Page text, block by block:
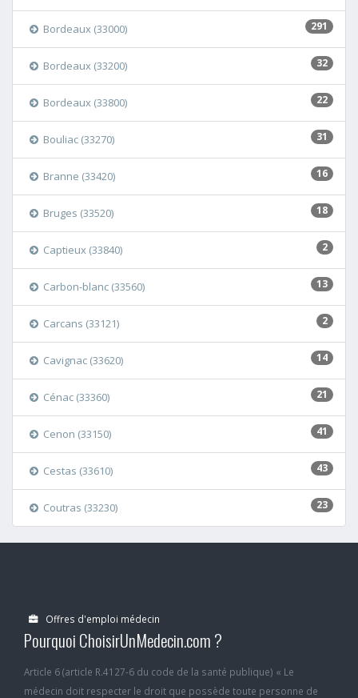
291
Bordeaux (33000)
32
Bordeaux (33200)
22
Bordeaux (33800)
31
Bouliac (33270)
16
Branne (33420)
18
Bruges (33520)
2
Captieux (33840)
13
Carbon-blanc (33560)
2
Carcans (33121)
14
Cavignac (33620)
21
Cénac (33360)
41
Cenon (33150)
43
Cestas (33610)
23
Coutras (33230)
Offres d'emploi médecin
Pourquoi ChoisirUnMedecin.com ?
Article 6 (article R.4127-6 du code de la santé publique) « Le
médecin doit respecter le droit que possède toute personne de